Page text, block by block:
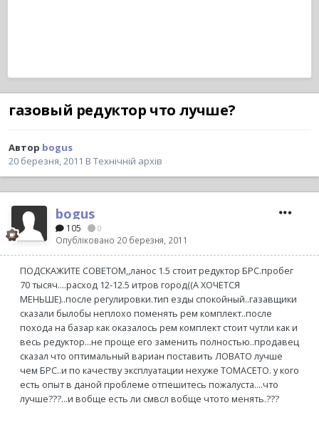
газовый редуктор что лучше?
Автор bogus
20 березня, 2011 В Технічній архів
bogus
105 0
Опубліковано 20 березня, 2011
ПОДСКАЖИТЕ СОВЕТОМ,,ланос 1.5 стоит редуктор БРС.пробег
70 тысяч....расход 12-12.5 итров город((А ХОЧЕТСЯ
МЕНЬШЕ)..после регулировки.тип езды спокойный..газавщики
сказали былобы неплохо поменять рем комплект..после
похода на базар как оказалось рем комплект стоит чутли как и
весь редуктор...не проще его заменить полностью..продавец
сказал что оптимальный вариан поставить ЛОВАТО лучше
чем БРС..и по качеству эксплуатации нехуже ТОМАСЕТО. у кого
есть опыт в даной проблеме отпешитесь пожалуста....что
лучше???...и вобще есть ли смвсл вобще чтото менять.???